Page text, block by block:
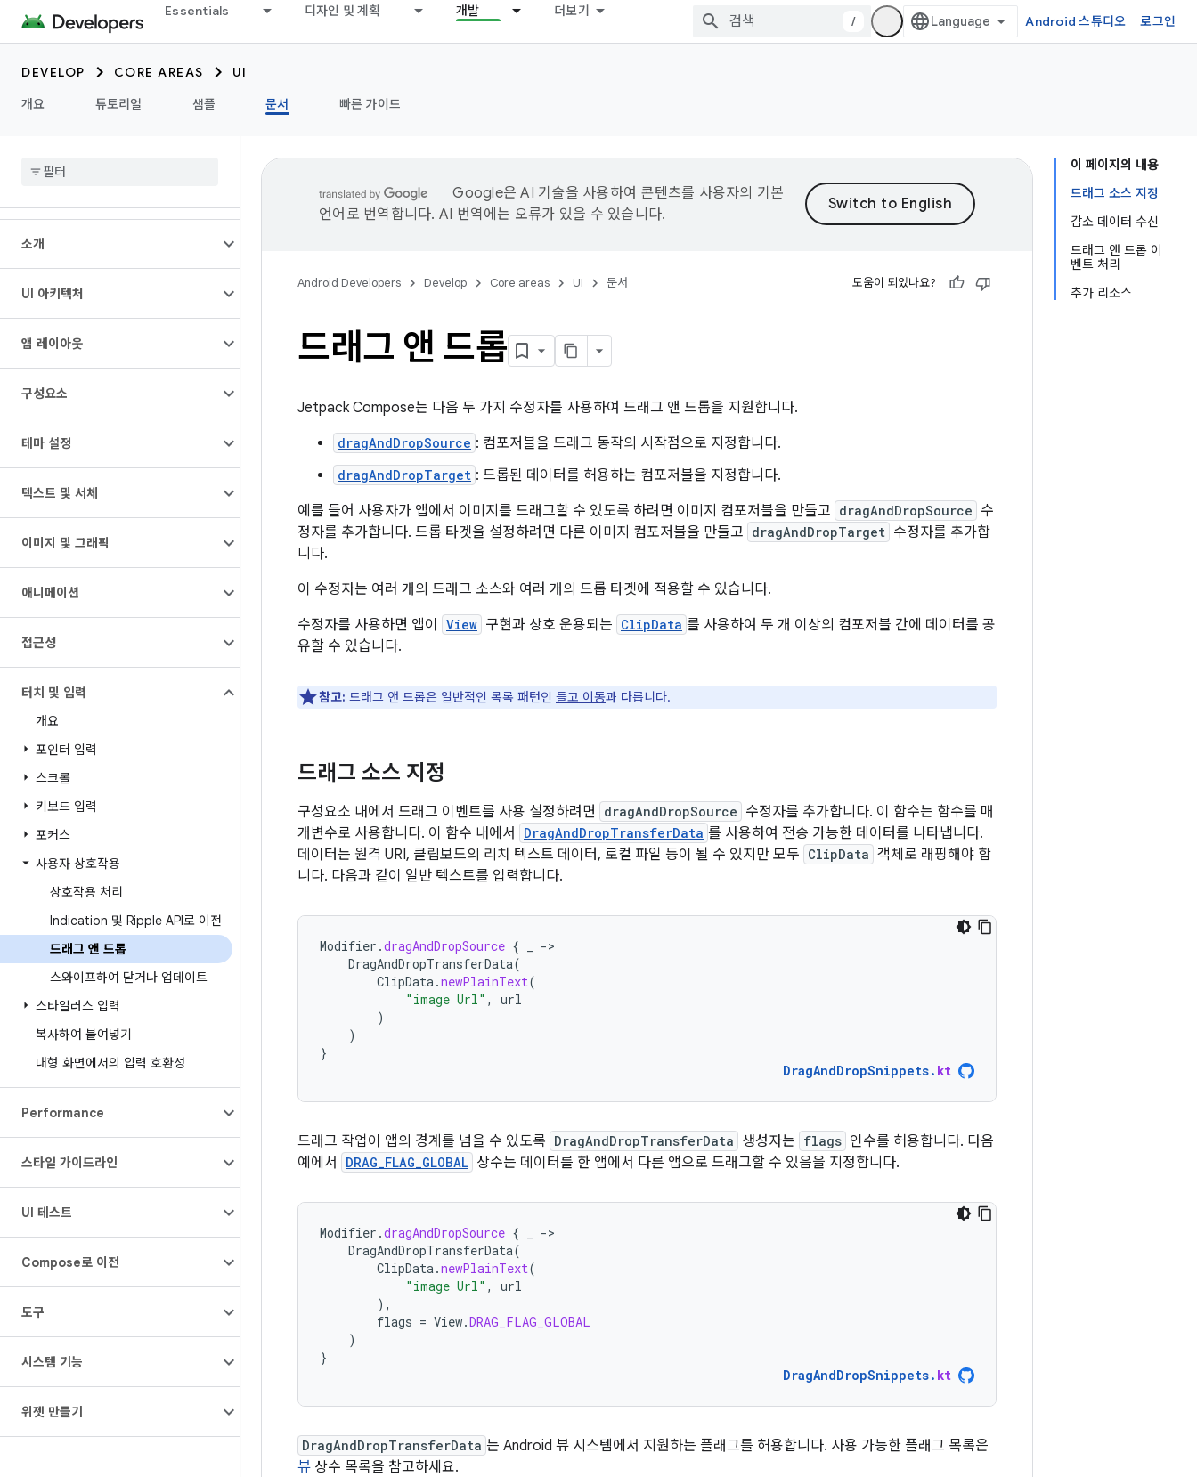
Essentials 디자인 및 계획 개발 더보기
/ Android 스튜디오 로그인
DEVELOP CORE AREAS
UI
개요
튜토리얼 샘플 문서 빠른 가이드
소개
UI 아키텍처
앱 레이아웃
구성요소
테마 설정
텍스트 및 서체
이미지 및 그래픽
애니메이션
접근성
터치 및 입력
개요
포인터 입력
스크롤
키보드 입력
포커스
사용자 상호작용
상호작용 처리
Indication 및 Ripple API로 이전
드래그 앤 드롭
스와이프하여 닫거나 업데이트
스타일러스 입력
복사하여 붙여넣기
대형 화면에서의 입력 호환성
Performance
스타일 가이드라인
UI 테스트
Compose로 이전
도구
시스템 기능
위젯 만들기
이 페이지의 내용
드래그 소스 지정
감소 데이터 수신
드래그 앤 드롭 이
벤트 처리
추가 리소스
Google은 AI 기술을 사용하여 콘텐츠를 사용자의 기본
언어로 번역합니다. AI 번역에는 오류가 있을 수 있습니다.
Android Developers Develop Core areas UI 문서 도움이 되었나요?
드래그 앤 드롭
Jetpack Compose는 다음 두 가지 수정자를 사용하여 드래그 앤 드롭을 지원합니다.
dragAndDropSource : 컴포저블을 드래그 동작의 시작점으로 지정합니다.
dragAndDropTarget : 드롭된 데이터를 허용하는 컴포저블을 지정합니다.
예를 들어 사용자가 앱에서 이미지를 드래그할 수 있도록 하려면 이미지 컴포저블을 만들고 dragAndDropSource 수
정자를 추가합니다. 드롭 타겟을 설정하려면 다른 이미지 컴포저블을 만들고 dragAndDropTarget 수정자를 추가합
니다.
이 수정자는 여러 개의 드래그 소스와 여러 개의 드롭 타겟에 적용할 수 있습니다.
수정자를 사용하면 앱이
View 구현과 상호 운용되는 ClipData 를 사용하여 두 개 이상의 컴포저블 간에 데이터를 공
유할 수 있습니다.
참고: 드래그 앤 드롭은 일반적인 목록 패턴인 들고 이동과 다릅니다.
드래그 소스 지정
구성요소 내에서 드래그 이벤트를 사용 설정하려면 dragAndDropSource 수정자를 추가합니다. 이 함수는 함수를 매
개변수로 사용합니다. 이 함수 내에서
DragAndDropTransferData 를 사용하여 전송 가능한 데이터를 나타냅니다.
데이터는 원격 URI, 클립보드의 리치 텍스트 데이터, 로컬 파일 등이 될 수 있지만 모두 ClipData 객체로 래핑해야 합
니다. 다음과 같이 일반 텍스트를 입력합니다.
Modifier .dragAndDropSource { -
DragAndDropTransferData(
ClipData.newPlainText(
"image Url" ,
url
)
)
}
DragAndDropSnippets. kt
드래그 작업이 앱의 경계를 넘을 수 있도록 DragAndDropTransferData 생성자는 flags 인수를 허용합니다. 다음
예에서
DRAG_FLAG_GLOBAL 상수는 데이터를 한 앱에서 다른 앱으로 드래그할 수 있음을 지정합니다.
Modifier .dragAndDropSource { -
DragAndDropTransferData(
ClipData.newPlainText(
"image Url" ,
url
),
flags = View.DRAG_FLAG_GLOBAL
)
}
DragAndDropSnippets. kt
DragAndDropTransferData 는 Android 뷰 시스템에서 지원하는 플래그를 허용합니다. 사용 가능한 플래그 목록은
뷰 상수 목록을 참고하세요.